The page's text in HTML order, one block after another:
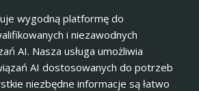
wygodną platformę do
i niezawodnych
AI. Nasza usługa umożliwia
AI dostosowanych do potrzeb
niezbędne informacje są łatwo